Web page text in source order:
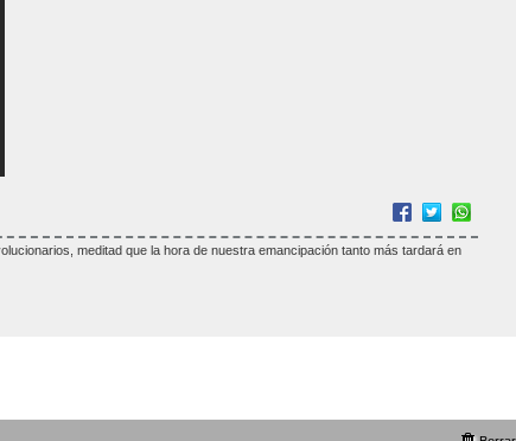
meditad que la hora de nuestra emancipación tanto más tardará en